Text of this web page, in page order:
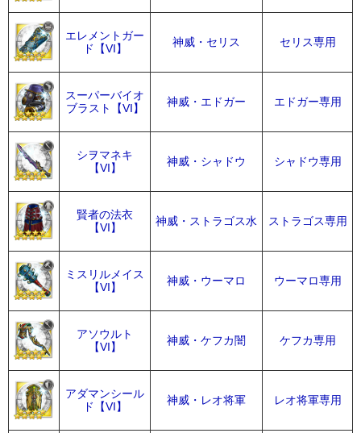
エレメントガー
ド【VI】
神威・セリス セリス専用
スーパーバイオ
ブラスト【VI】
神威・エドガー エドガー専用
シヲマネキ
【VI】
神威・シャドウ シャドウ専用
賢者の法衣
【VI】
神威・ストラゴス水 ストラゴス専用
ミスリルメイス
【VI】
神威・ウーマロ ウーマロ専用
アソウルト
【VI】
神威・ケフカ闇 ケフカ専用
アダマンシール
ド【VI】
神威・レオ将軍 レオ将軍専用